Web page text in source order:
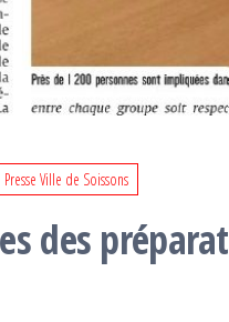
Presse Ville de Soissons
des